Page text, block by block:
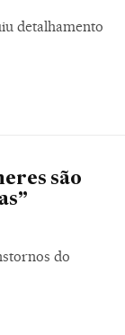
detalhamento
são
do